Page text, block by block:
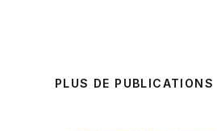
PLUS DE PUBLICATIONS